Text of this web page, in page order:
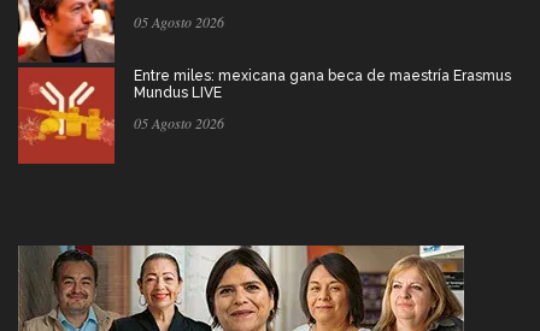
05 Agosto 2026
Entre miles: mexicana gana beca de maestría Erasmus
Mundus LIVE
05 Agosto 2026